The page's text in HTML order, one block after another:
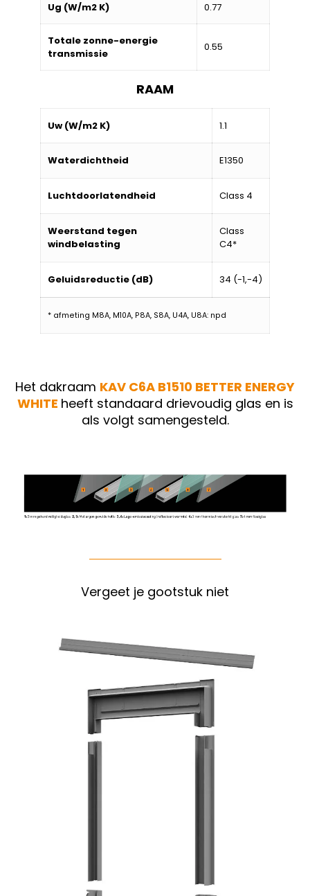
Ug (W/m2 K) 0.77
Totale zonne-energie
transmissie
0.55
RAAM
Uw (W/m2 K) 1.1
Waterdichtheid E1350
Luchtdoorlatendheid Class 4
Weerstand tegen
windbelasting
Class
C4*
Geluidsreductie (dB) 34 (-1,-4)
* afmeting M8A, M10A, P8A, S8A, U4A, U8A: npd
Het dakraam KAV C6A B1510 BETTER ENERGY
WHITE heeft standaard drievoudig glas en is
als volgt samengesteld.
Vergeet je gootstuk niet